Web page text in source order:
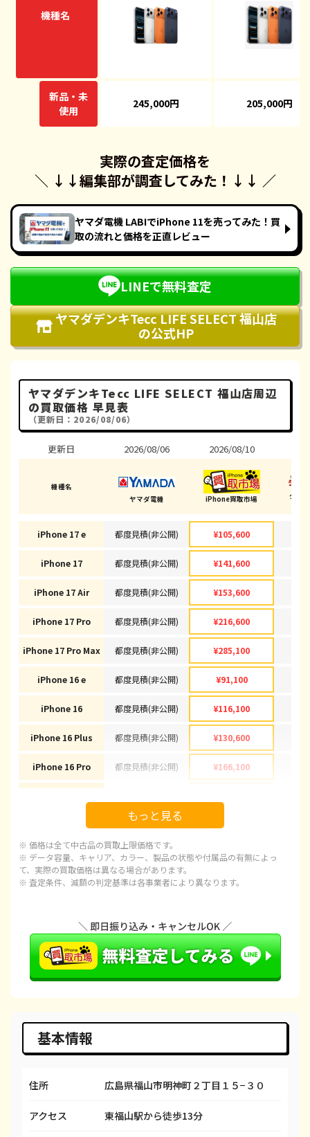
機種名
新品・未
使用
245,000円 205,000円
＼ ↓↓
実際の査定価格を
編集部が調査してみた！ ↓↓ ／
ヤマダ電機 LABIでiPhone 11を売ってみた！買
取の流れと価格を正直レビュー
LINEで無料査定
ヤマダデンキTecc LIFE SELECT 福山店
の公式HP
ヤマダデンキTecc LIFE SELECT 福山店周辺
の買取価格 早見表
（更新日：2026/08/06）
更新日
機種名
iPhone 17 e
iPhone 17
iPhone 17 Air
iPhone 17 Pro
iPhone 17 Pro Max
iPhone 16 e
iPhone 16
iPhone 16 Plus
iPhone 16 Pro
iPhone 15 Plus
iPhone 15 Pro
iPhone 14 Plus
iPhone 14
iPhone 14 Pro Max
iPhone SE 3
iPhone 13
iPhone 13 mini
2026/08/06
ヤマダ電機
都度見積(非公開)
都度見積(非公開)
都度見積(非公開)
都度見積(非公開)
都度見積(非公開)
都度見積(非公開)
都度見積(非公開)
都度見積(非公開)
都度見積(非公開)
都度見積(非公開)
都度見積(非公開)
都度見積(非公開)
都度見積(非公開)
都度見積(非公開)
都度見積(非公開)
都度見積(非公開)
2026/08/10
iPhone買取市場
¥105,600
¥141,600
¥153,600
¥216,600
¥285,100
¥91,100
¥116,100
¥130,600
¥166,100
¥92,100
¥97,100
¥120,100
¥66,600
¥29,600
¥58,100
ダイ
もっと見る
※ 価格は全て中古品の買取上限価格です。
※ データ容量、キャリア、カラー、製品の状態や付属品の有無によっ
て、実際の買取価格は異なる場合があります。
※ 査定条件、減額の判定基準は各事業者により異なります。
基本情報
住所 広島県福山市明神町２丁目１５−３０
アクセス 東福山駅から徒歩13分